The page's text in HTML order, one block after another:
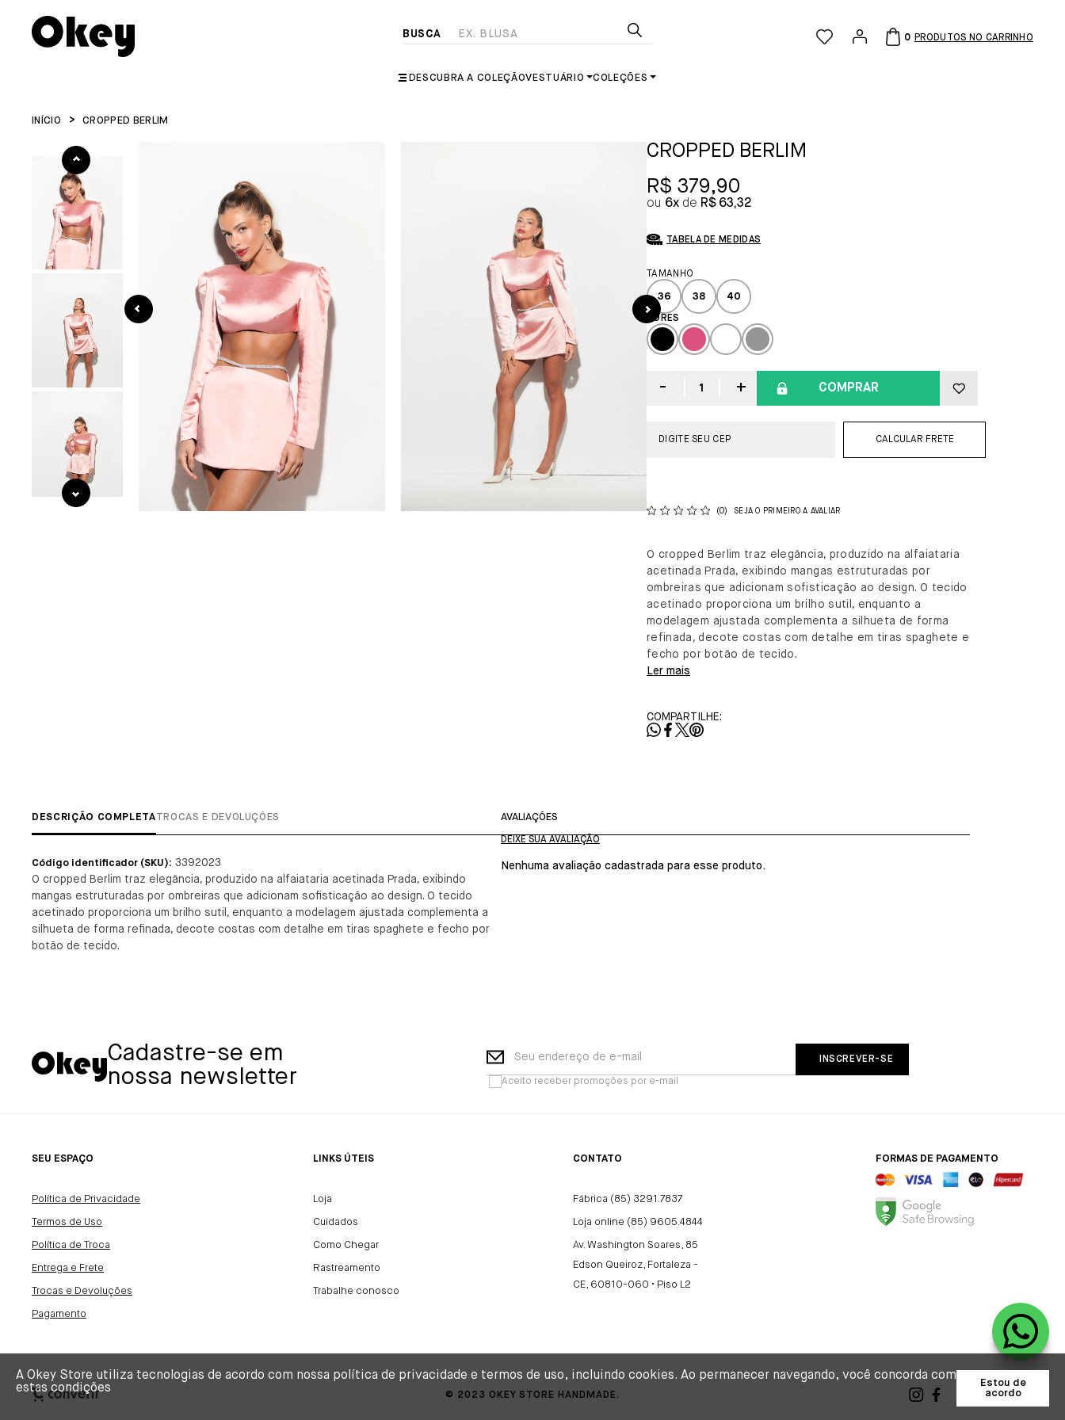
0
DESCUBRA A COLEÇÃOVESTUÁRIO COLEÇÕES
INÍCIO CROPPED BERLIM
CROPPED BERLIM
R$ 379,90
6x R$ 63,32
TABELA DE MEDIDAS
36 38 40
COMPRAR
CALCULAR FRETE
(0) SEJA O PRIMEIRO A AVALIAR
O cropped Berlim traz elegância, produzido na alfaiataria
acetinada Prada, exibindo mangas estruturadas por
ombreiras que adicionam sofisticação ao design. O tecido
acetinado proporciona um brilho sutil, enquanto a
modelagem ajustada complementa a silhueta de forma
refinada, decote costas com detalhe em tiras spaghete e
fecho por botão de tecido.
Ler mais
COMPARTILHE:
DESCRIÇÃO COMPLETATROCAS E DEVOLUÇÕES
Código identificador (SKU): 3392023
O cropped Berlim traz elegância, produzido na alfaiataria acetinada Prada, exibindo
mangas estruturadas por ombreiras que adicionam sofisticação ao design. O tecido
acetinado proporciona um brilho sutil, enquanto a modelagem ajustada complementa a
silhueta de forma refinada, decote costas com detalhe em tiras spaghete e fecho por
botão de tecido.
AVALIAÇÕES
Nenhuma avaliação cadastrada para esse produto.
Cadastre-se em
nossa newsletter
Seu endereço de e-mail
Aceito receber promoções por e-mail
SEU ESPAÇO
Política de Privacidade
Termos de Uso
Política de Troca
Entrega e Frete
Trocas e Devoluções
Pagamento
LINKS ÚTEIS
Loja
Cuidados
Como Chegar
Rastreamento
Trabalhe conosco
CONTATO
Fábrica (85) 3291.7837
Loja online (85) 9605.4844
Av. Washington Soares, 85
Edson Queiroz, Fortaleza -
CE, 60810-060 • Piso L2
FORMAS DE PAGAMENTO
© 2023 OKEY STORE HANDMADE.
A Okey Store utiliza tecnologias de acordo com nossa política de privacidade e termos de uso, incluindo cookies. Ao permanecer navegando, você concorda com
estas condições
Estou de
acordo